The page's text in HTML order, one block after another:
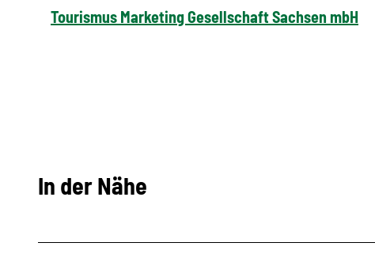
Tourismus Marketing Gesellschaft Sachsen mbH
In der Nähe